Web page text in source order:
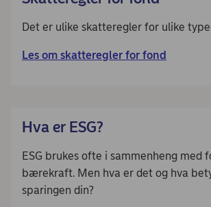
Det er ulike skatteregler for ulike
Les om skatteregler for fond
Hva er ESG?
ESG brukes ofte i sammenheng med
bærekraft. Men hva er det og hva
sparingen din?